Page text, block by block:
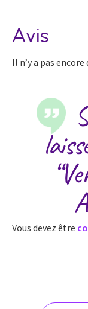
Avis
Il n’y a pas encore
Vous devez être